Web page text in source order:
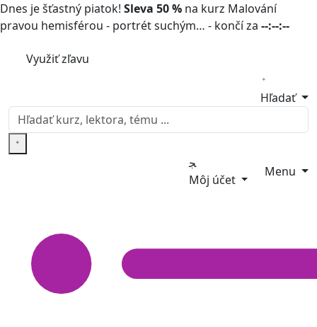
Dnes je šťastný piatok! Sleva 50 % na kurz Malování
pravou hemisférou - portrét suchým… - končí za --:--:--
Využiť zľavu
Hľadať
Môj účet
Menu